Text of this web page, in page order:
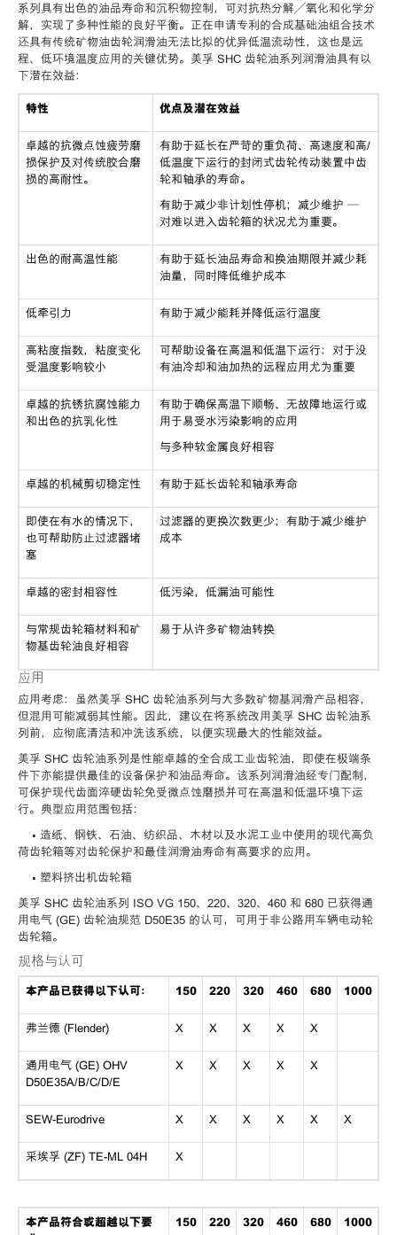
系列具有出色的油品寿命和沉积物控制，可对抗热分解／氧化和化学分
解，实现了多种性能的良好平衡。正在申请专利的合成基础油组合技术
还具有传统矿物油齿轮润滑油无法比拟的优异低温流动性，这也是远
程、低环境温度应用的关键优势。美孚 SHC 齿轮油系列润滑油具有以
下潜在效益：
特性 优点及潜在效益
卓越的抗微点蚀疲劳磨
损保护及对传统胶合磨
损的高耐性。
有助于延长在严苛的重负荷、高速度和高/
低温度下运行的封闭式齿轮传动装置中齿
轮和轴承的寿命。
有助于减少非计划性停机；减少维护 —
对难以进入齿轮箱的状况尤为重要。
出色的耐高温性能
有助于延长油品寿命和换油期限并减少耗
油量，同时降低维护成本
低牵引力 有助于减少能耗并降低运行温度
高粘度指数，粘度变化
受温度影响较小
可帮助设备在高温和低温下运行：对于没
有油冷却和油加热的远程应用尤为重要
卓越的抗锈抗腐蚀能力
和出色的抗乳化性
有助于确保高温下顺畅、无故障地运行或
用于易受水污染影响的应用
与多种软金属良好相容
卓越的机械剪切稳定性 有助于延长齿轮和轴承寿命
即使在有水的情况下，
也可帮助防止过滤器堵
塞
过滤器的更换次数更少；有助于减少维护
成本
卓越的密封相容性 低污染，低漏油可能性
与常规齿轮箱材料和矿
物基齿轮油良好相容
易于从许多矿物油转换
应用
应用考虑：虽然美孚 SHC 齿轮油系列与大多数矿物基润滑产品相容，
但混用可能减弱其性能。因此，建议在将系统改用美孚 SHC 齿轮油系
列前，应彻底清洁和冲洗该系统，以便实现最大的性能效益。
美孚 SHC 齿轮油系列是性能卓越的全合成工业齿轮油，即使在极端条
件下亦能提供最佳的设备保护和油品寿命。该系列润滑油经专门配制，
可保护现代齿面淬硬齿轮免受微点蚀磨损并可在高温和低温环境下运
行。典型应用范围包括：
• 造纸、钢铁、石油、纺织品、木材以及水泥工业中使用的现代高负
荷齿轮箱等对齿轮保护和最佳润滑油寿命有高要求的应用。
• 塑料挤出机齿轮箱
美孚 SHC 齿轮油系列 ISO VG 150、220、320、460 和 680 已获得通
用电气 (GE) 齿轮油规范 D50E35 的认可，可用于非公路用车辆电动轮
齿轮箱。
规格与认可
本产品已获得以下认可： 150 220 320 460 680 1000
弗兰德 (Flender) X X X X X
通用电气 (GE) OHV
D50E35A/B/C/D/E
X X X X X
SEW-Eurodrive X X X X X X
采埃孚 (ZF) TE-ML 04H X
本产品符合或超越以下要
150 220 320 460 680 1000